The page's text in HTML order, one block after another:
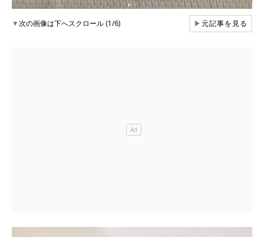
▼次の画像は下へスクロール (1/6) ▶元記事を見る